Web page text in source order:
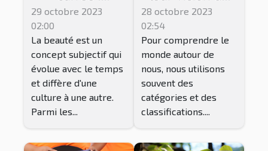
symbole de
beauté ou de
masculinité ?
29 octobre 2023
02:00
La beauté est un
concept subjectif qui
évolue avec le temps
et diffère d'une
culture à une autre.
Parmi les...
monde : une
perspective non
catégorisée
28 octobre 2023
02:54
Pour comprendre le
monde autour de
nous, nous utilisons
souvent des
catégories et des
classifications....